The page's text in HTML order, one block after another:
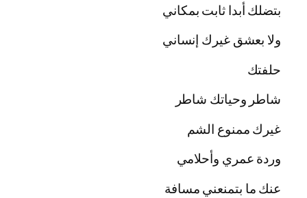
بتضلك أبدا ثابت بمكاني
ولا بعشق غيرك إنساني
حلفتك
شاطر وحياتك شاطر
غيرك ممنوع الشم
وردة عمري وأحلامي
عنك ما بتمنعني مسافة